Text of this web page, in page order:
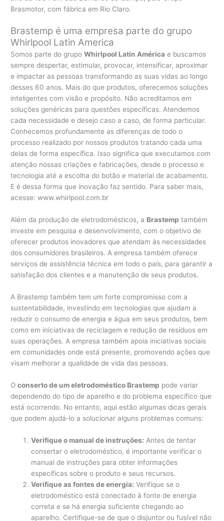
Brasmotor, com fábrica em Rio Claro.
Brastemp é uma empresa parte do grupo
Whirlpool Latin America
Somos parte do grupoWhirlpool Latin América e buscamos
sempre despertar, estimular, provocar, intensificar, aproximar
e impactar as pessoas transformando as suas vidas ao longo
desses 60 anos. Mais do que produtos, oferecemos soluções
inteligentes com visão e propósito. Não acreditamos em
soluções genéricas para questões específicas. Atendemos
cada necessidade e desejo caso a caso, de forma particular.
Conhecemos profundamente as diferenças de todo o
processo realizado por nossos produtos tratando cada uma
delas de forma específica. Isso significa que executamos com
atenção nossas criações e fabricações, desde o processo e
tecnologia até a escolha do botão e material de acabamento.
E é dessa forma que inovação faz sentido. Para saber mais,
acesse: www.whirlpool.com.br
Além da produção de eletrodomésticos, a Brastemp também
investe em pesquisa e desenvolvimento, com o objetivo de
oferecer produtos inovadores que atendam às necessidades
dos consumidores brasileiros. A empresa também oferece
serviços de assistência técnica em todo o país, para garantir a
satisfação dos clientes e a manutenção de seus produtos.
A Brastemp também tem um forte compromisso com a
sustentabilidade, investindo em tecnologias que ajudam a
reduzir o consumo de energia e água em seus produtos, bem
como em iniciativas de reciclagem e redução de resíduos em
suas operações. A empresa também apoia iniciativas sociais
em comunidades onde está presente, promovendo ações que
visam melhorar a qualidade de vida das pessoas.
Oconserto de um eletrodoméstico Brastemp pode variar
dependendo do tipo de aparelho e do problema específico que
está ocorrendo. No entanto, aqui estão algumas dicas gerais
que podem ajudá-lo a solucionar alguns problemas comuns:
Verifique o manual de instruções: Antes de tentar
consertar o eletrodoméstico, é importante verificar o
manual de instruções para obter informações
específicas sobre o produto e seus recursos.
Verifique as fontes de energia: Verifique se o
eletrodoméstico está conectado à fonte de energia
correta e se há energia suficiente chegando ao
aparelho. Certifique-se de que o disjuntor ou fusível não